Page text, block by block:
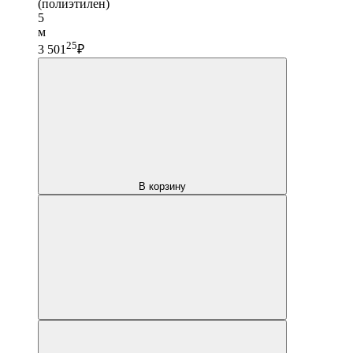
(полиэтилен)
5
м
3 501 25₽
В корзину